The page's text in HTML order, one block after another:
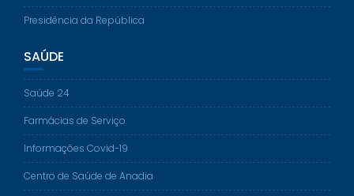
Presidência da República
SAÚDE
Saúde 24
Farmácias de Serviço
Informações Covid-19
Centro de Saúde de Anadia